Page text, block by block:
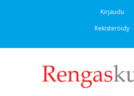
Kirjaudu
Rekisteröidy